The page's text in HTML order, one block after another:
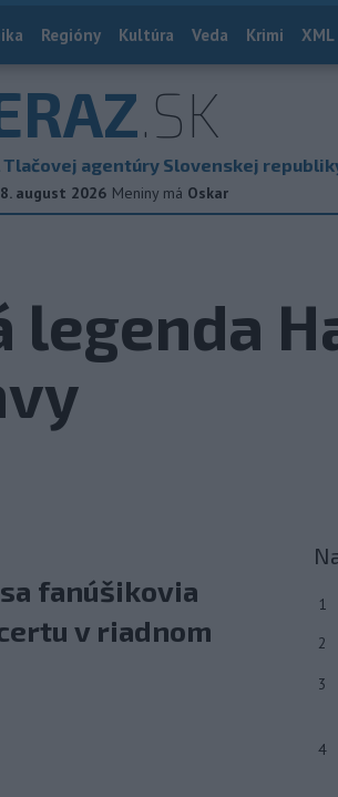
Regióny Kultúra Veda Krimi
.SK
agentúry Slovenskej
8. august 2026 Meniny má Oskar
legenda
fanúšikovia
v riadnom
1
2
3
4